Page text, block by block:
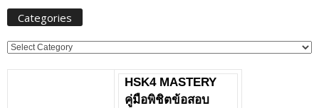
Categories
Categories
HSK4 MASTERY
คู่มือพิชิตข้อสอบ